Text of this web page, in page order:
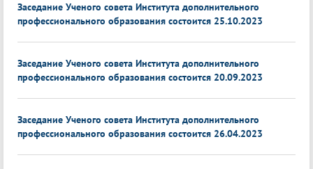
Заседание Ученого совета Института дополнительного
профессионального образования состоится 25.10.2023
Заседание Ученого совета Института дополнительного
профессионального образования состоится 20.09.2023
Заседание Ученого совета Института дополнительного
профессионального образования состоится 26.04.2023